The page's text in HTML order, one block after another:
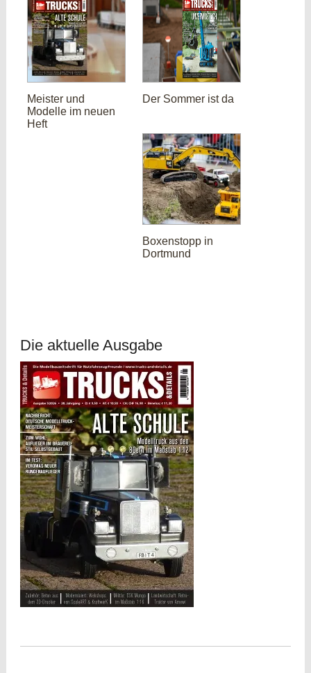
Meister und
Modelle im neuen
Heft
Der Sommer ist da
Boxenstopp in
Dortmund
Die aktuelle Ausgabe